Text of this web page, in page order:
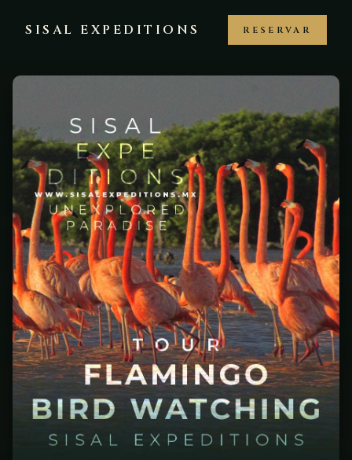
SISAL EXPEDITIONS RESERVAR